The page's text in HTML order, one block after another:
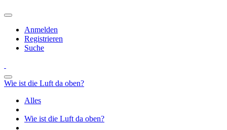
Anmelden
Registrieren
Suche
Wie ist die Luft da oben?
Alles
Wie ist die Luft da oben?